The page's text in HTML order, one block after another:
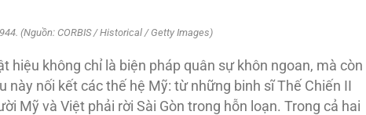
(Nguồn: CORBIS / Historical / Getty Images)
hiệu không chỉ là biện pháp quân sự khôn ngoan, mà còn
này nối kết các thế hệ Mỹ: từ những binh sĩ Thế Chiến II
Mỹ và Việt phải rời Sài Gòn trong hỗn loạn. Trong cả hai